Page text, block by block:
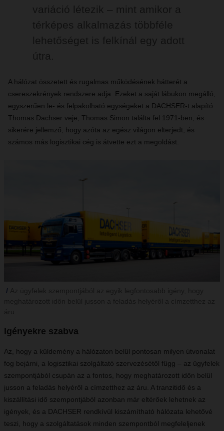
variáció létezik – mint amikor a
térképes alkalmazás többféle
lehetőséget is felkínál egy adott
útra.
A hálózat összetett és rugalmas működésének hátterét a
csereszekrények rendszere adja. Ezeket a saját lábukon megálló,
egyszerűen le- és felpakolható egységeket a DACHSER-t alapító
Thomas Dachser veje, Thomas Simon találta fel 1971-ben, és
sikerére jellemző, hogy azóta az egész világon elterjedt, és
számos más logisztikai cég is átvette ezt a megoldást.
Igényekre szabva
Az, hogy a küldemény a hálózaton belül pontosan milyen útvonalat
fog bejárni, a logisztikai szolgáltató szervezésétől függ – az ügyfelek
szempontjából csupán az a fontos, hogy meghatározott időn belül
jusson a feladás helyéről a címzetthez az áru. A tranzitidő és a
kiszállítási idő szempontjából azonban már eltérőek lehetnek az
igények, és a DACHSER rendkívül kiszámítható hálózata lehetővé
teszi, hogy a szolgáltatások minden szempontból megfeleljenek